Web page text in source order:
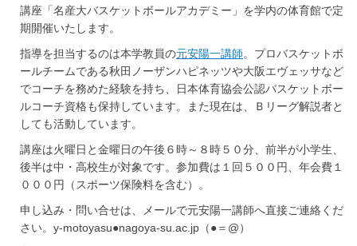
講座「名産大バスケットボールアカデミー」を学内の体育館で定
期開催いたします。
指導を担当するのは本学教員の元安陽一講師。プロバスケットボ
ールチームである秋田ノーザンハピネッツや大阪エヴェッサなど
でコーチを務めた経験を持ち、日本体育協会公認バスケットボー
ルコーチ資格も保持しています。また現在は、Ｂリーグ解説者と
しても活動しています。
講座は火曜日と金曜日の午後６時～８時５０分、前半が小学生、
後半は中・高校生が対象です。参加費は１回５００円、年会費１
０００円（スポーツ保険料を含む）。
申し込み・問い合せは、メールで元安陽一講師へ直接ご連絡くだ
さい。y-motoyasu●nagoya-su.ac.jp（●＝@）